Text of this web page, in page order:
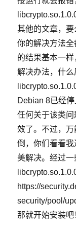
其他的文章，
你的解决方法
的结果基本一样
解决办法，什
Debian 8已经
任何关于该类
效了。不过，
倒，你们看看
美解决。经过
https://
security/pool/
那就开始安装吧